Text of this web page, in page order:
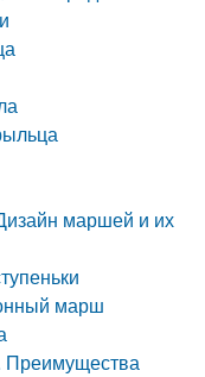
маршей и их
марш
Преимущества